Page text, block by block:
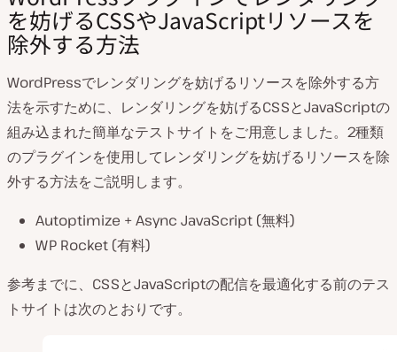
を妨げるCSSやJavaScriptリソースを
除外する方法
WordPressでレンダリングを妨げるリソースを除外する方
法を示すために、レンダリングを妨げるCSSとJavaScriptの
組み込まれた簡単なテストサイトをご用意しました。2種類
のプラグインを使用してレンダリングを妨げるリソースを除
外する方法をご説明します。
Autoptimize + Async JavaScript (無料)
WP Rocket (有料)
参考までに、CSSとJavaScriptの配信を最適化する前のテス
トサイトは次のとおりです。